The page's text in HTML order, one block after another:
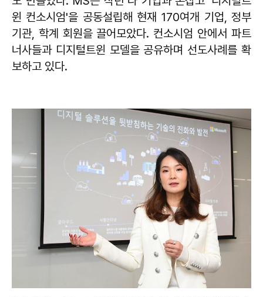
윈 컨소시엄'을 공동설립해 현재 170여개 기업, 정부
기관, 학계 회원을 끌어모았다. 컨소시엄 안에서 파트
너사들과 디지털트윈 모델을 공유하며 선도사례를 확
보하고 있다.